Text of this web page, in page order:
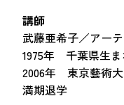
講師
武藤亜希子／アー
1975年 千葉県生
2006年 東京藝術
満期退学